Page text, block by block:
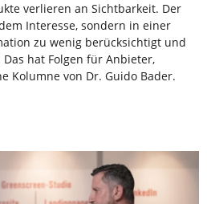
verlieren an Sichtbarkeit. Der
Interesse, sondern in einer
zu wenig berücksichtigt und
hat Folgen für Anbieter,
Kolumne von Dr. Guido Bader.